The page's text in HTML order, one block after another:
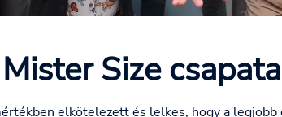
Size csapata
elkötelezett és lelkes, hogy a